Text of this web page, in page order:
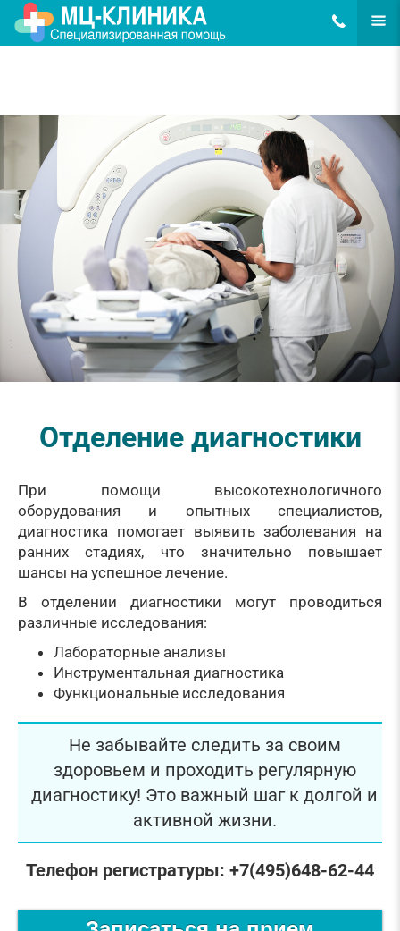
8(495)648-
ЕЩЁ
Отделение диагностики
При помощи высокотехнологичного
оборудования и опытных специалистов,
диагностика помогает выявить заболевания на
ранних стадиях, что значительно повышает
шансы на успешное лечение.
В отделении диагностики могут проводиться
различные исследования:
Лабораторные анализы
Инструментальная диагностика
Функциональные исследования
Не забывайте следить за своим
здоровьем и проходить регулярную
диагностику! Это важный шаг к долгой и
активной жизни.
Телефон регистратуры: +7(495)648-62-44